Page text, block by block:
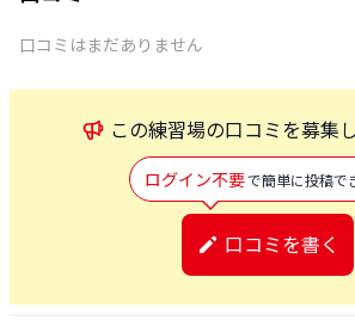
口コミはまだありません
この練習場の口コミを募集
ログイン不要で簡単に投稿で
口コミを書く